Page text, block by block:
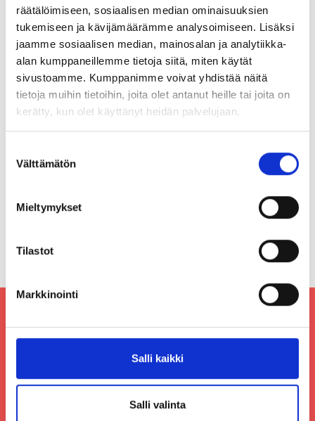
räätälöimiseen, sosiaalisen median ominaisuuksien
tukemiseen ja kävijämäärämme analysoimiseen. Lisäksi
jaamme sosiaalisen median, mainosalan ja analytiikka-
alan kumppaneillemme tietoja siitä, miten käytät
sivustoamme. Kumppanimme voivat yhdistää näitä
tietoja muihin tietoihin, joita olet antanut heille tai joita on
kerätty, kun olet käyttänyt heidän palvelujaan.
valinta
Välttämätön
Mieltymykset
Tilastot
Markkinointi
Salli kaikki
Salli valinta
Maa (*):
Suomi
Rekisteröidy
Olen lukenut
(*) Tieto on pakollinen